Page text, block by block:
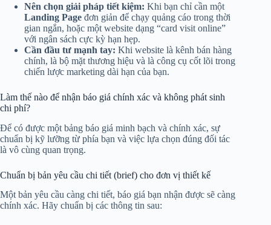
Nên chọn giải pháp tiết kiệm: Khi bạn chỉ cần một
Landing Page đơn giản để chạy quảng cáo trong thời
gian ngắn, hoặc một website dạng “card visit online”
với ngân sách cực kỳ hạn hẹp.
Cần đầu tư mạnh tay: Khi website là kênh bán hàng
chính, là bộ mặt thương hiệu và là công cụ cốt lõi trong
chiến lược marketing dài hạn của bạn.
Làm thế nào để nhận báo giá chính xác và không phát sinh
chi phí?
Để có được một bảng báo giá minh bạch và chính xác, sự
chuẩn bị kỹ lưỡng từ phía bạn và việc lựa chọn đúng đối tác
là vô cùng quan trọng.
Chuẩn bị bản yêu cầu chi tiết (brief) cho đơn vị thiết kế
Một bản yêu cầu càng chi tiết, báo giá bạn nhận được sẽ càng
chính xác. Hãy chuẩn bị các thông tin sau: